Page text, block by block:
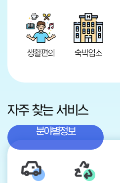
생활편의 숙박업소
자주 찾는 서비스
분야별정보